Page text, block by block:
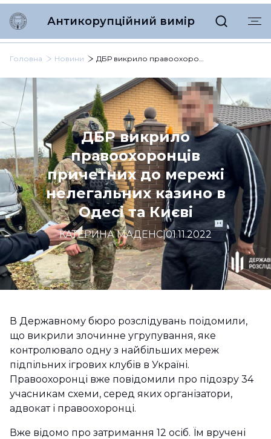
Антикорупційний вимір
Головна Новини ДБР викрило правоохоронців причетних до мережі нелегальних казино в Одесі та Києві
ДБР викрило
правоохоронців
причетних до мережі
нелегальних казино в
Одесі та Києві
КАТЕРИНА МАДЕНС|01.11.2022
В Державному бюро розслідувань поідомили,
що викрили злочинне угрупування, яке
контролювало одну з найбільших мереж
підпільних ігрових клубів в Україні.
Правоохоронці вже повідомили про підозру 34
учасникам схеми, серед яких організатори,
адвокат і правоохоронці.
Вже відомо про затримання 12 осіб. Їм вручені